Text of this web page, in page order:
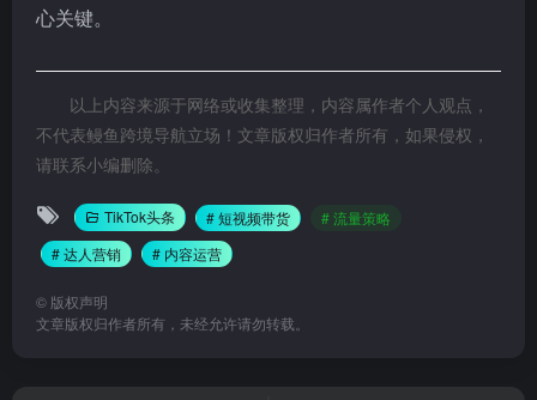
心关键。
以上内容来源于网络或收集整理，内容属作者个人观点，
不代表鳗鱼跨境导航立场！文章版权归作者所有，如果侵权，
请联系小编删除。
TikTok头条 # 短视频带货
# 流量策略
# 达人营销
# 内容运营
© 版权声明
文章版权归作者所有，未经允许请勿转载。